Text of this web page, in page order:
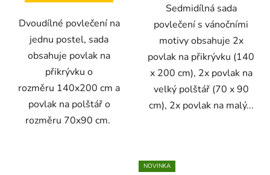
Dvoudílné povlečení na
jednu postel, sada
obsahuje povlak na
přikrývku o
rozměru 140x200 cm a
povlak na polštář o
rozměru 70x90 cm.
Sedmidílná sada
povlečení s vánočními
motivy obsahuje 2x
povlak na přikrývku (140
x 200 cm), 2x povlak na
velký polštář (70 x 90
cm), 2x povlak na malý...
NOVINKA